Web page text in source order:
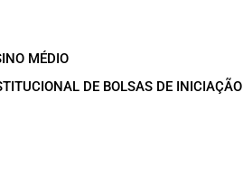
MÉDIO
DE BOLSAS DE INICIAÇÃO